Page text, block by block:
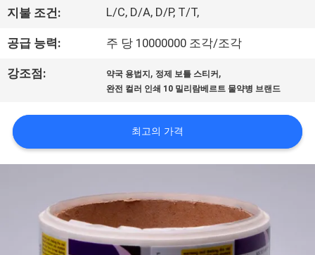
장
여
행
품
질
지불 조건: L/C, D/A, D/P, T/T,
공급 능력: 주 당 10000000 조각/조각
강조점: 약국 용법지 , 정제 보틀 스티커 ,
완전 컬러 인쇄 10 밀리람베르트 물약병 브랜드
최고의 가격